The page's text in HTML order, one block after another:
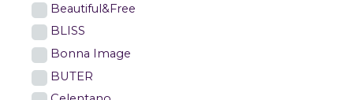
Beautiful&Free
BLISS
Bonna Image
BUTER